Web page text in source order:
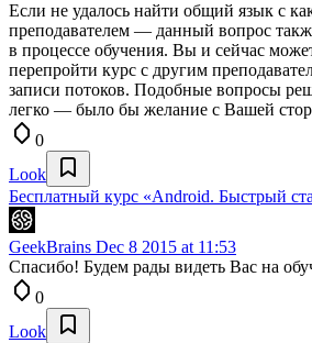
Если не удалось найти общий язык с
преподавателем — данный вопрос
в процессе обучения. Вы и сейчас
перепройти курс с другим
записи потоков. Подобные вопросы
легко — было бы желание с Вашей
0
Look
Бесплатный курс «Android. Быстрый
GeekBrains Dec 8 2015 at 11:53
Спасибо! Будем рады видеть Вас на
0
Look